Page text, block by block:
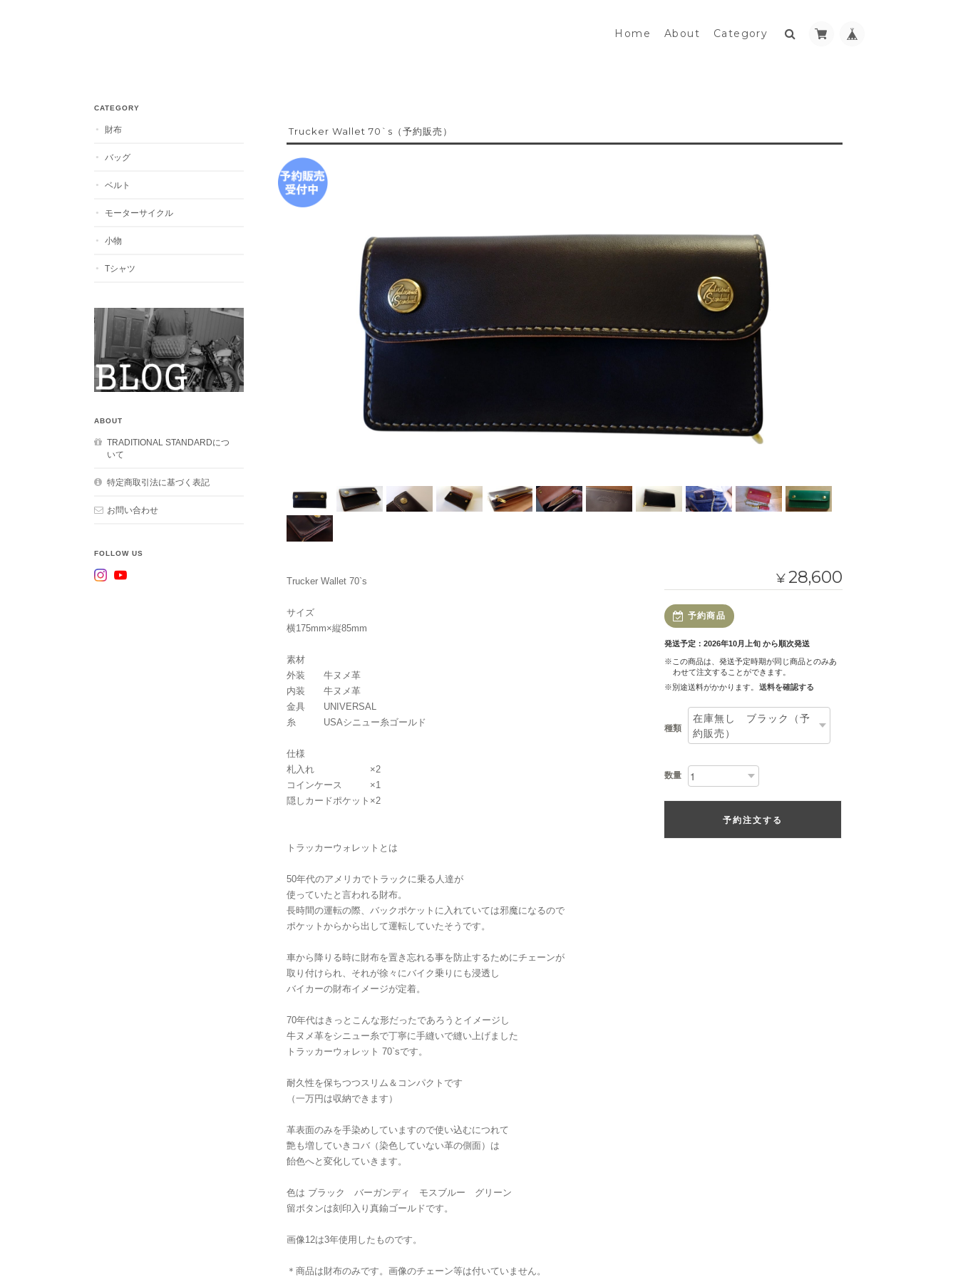
Home About Category
Trucker Wallet 70`s（予約販売）
Trucker Wallet 70`s
サイズ
横175mm×縦85mm
素材
外装 牛ヌメ革
内装 牛ヌメ革
金具 UNIVERSAL
糸 USAシニュー糸ゴールド
仕様
札入れ ×2
コインケース ×1
隠しカードポケット×2
トラッカーウォレットとは
50年代のアメリカでトラックに乗る人達が
使っていたと言われる財布。
長時間の運転の際、バックポケットに入れていては邪魔になるので
ポケットからから出して運転していたそうです。
車から降りる時に財布を置き忘れる事を防止するためにチェーンが
取り付けられ、それが徐々にバイク乗りにも浸透し
バイカーの財布イメージが定着。
70年代はきっとこんな形だったであろうとイメージし
牛ヌメ革をシニュー糸で丁寧に手縫いで縫い上げました
トラッカーウォレット 70`sです。
耐久性を保ちつつスリム＆コンパクトです
（一万円は収納できます）
革表面のみを手染めしていますので使い込むにつれて
艶も増していきコバ（染色していない革の側面）は
飴色へと変化していきます。
色は ブラック バーガンディ モスブルー グリーン
留ボタンは刻印入り真鍮ゴールドです。
画像12は3年使用したものです。
＊商品は財布のみです。画像のチェーン等は付いていません。
¥28,600
予約商品
発送予定：2026年10月上旬 から順次発送
※この商品は、発送予定時期が同じ商品とのみあ
わせて注文することができます。
※別途送料がかかります。 送料を確認する
種類
数量
予約注文する
CATEGORY
財布
バッグ
ベルト
モーターサイクル
小物
Tシャツ
ABOUT
TRADITIONAL STANDARDにつ
いて
特定商取引法に基づく表記
お問い合わせ
FOLLOW US